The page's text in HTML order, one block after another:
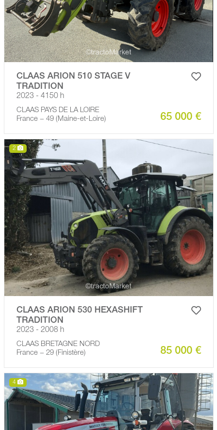
CLAAS ARION 510 STAGE V
TRADITION
2023 - 4150 h
CLAAS PAYS DE LA LOIRE
France − 49 (Maine-et-Loire)
65 000 €
2
CLAAS ARION 530 HEXASHIFT
TRADITION
2023 - 2008 h
CLAAS BRETAGNE NORD
France − 29 (Finistère)
85 000 €
4